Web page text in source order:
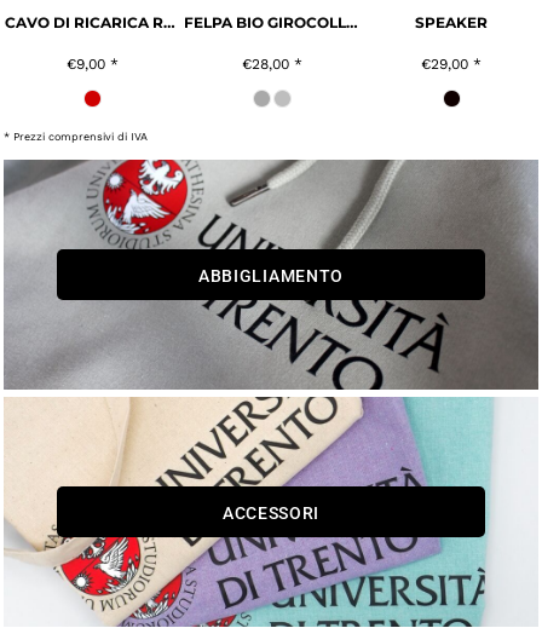
CAVO DI RICARICA RAPIDA
€9,00*
FELPA BIO GIROCOLLO UNISEX
€28,00 *
SPEAKER
€29,00*
* Prezzi comprensivi di IVA
ABBIGLIAMENTO
ACCESSORI